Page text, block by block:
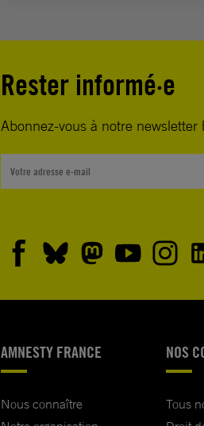
Rester informé·e
Abonnez-vous à notre newsletter
AMNESTY FRANCE
Nous connaître
NOS
Tous